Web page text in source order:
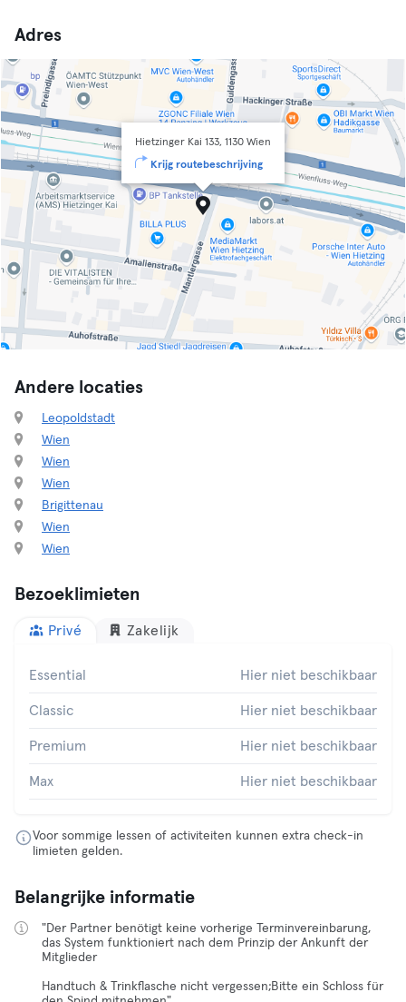
Adres
Hietzinger Kai 133, 1130 Wien
Krijg routebeschrijving
Andere locaties
Leopoldstadt
Wien
Wien
Wien
Brigittenau
Wien
Wien
Bezoeklimieten
Privé Zakelijk
Essential Hier niet beschikbaar
Classic Hier niet beschikbaar
Premium Hier niet beschikbaar
Max Hier niet beschikbaar
Voor sommige lessen of activiteiten kunnen extra check-in
limieten gelden.
Belangrijke informatie
"Der Partner benötigt keine vorherige Terminvereinbarung,
das System funktioniert nach dem Prinzip der Ankunft der
Mitglieder
Handtuch & Trinkflasche nicht vergessen;Bitte ein Schloss für